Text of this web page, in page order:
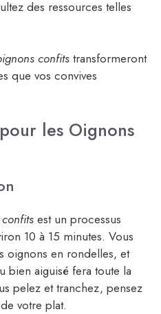
des ressources telles
confits transformeront
que vos convives
les Oignons
est un processus
10 à 15 minutes. Vous
oignons en rondelles, et
bien aiguisé fera toute la
pelez et tranchez, pensez
votre plat.